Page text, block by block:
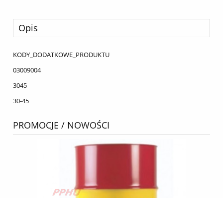
Opis
KODY_DODATKOWE_PRODUKTU
03009004
3045
30-45
PROMOCJE / NOWOŚCI